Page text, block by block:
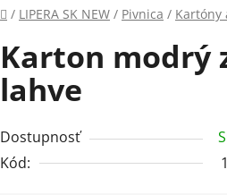
Domov
/ LIPERA SK NEW / Pivnica / Kartóny
Karton modrý
lahve
Dostupnosť
Kód: